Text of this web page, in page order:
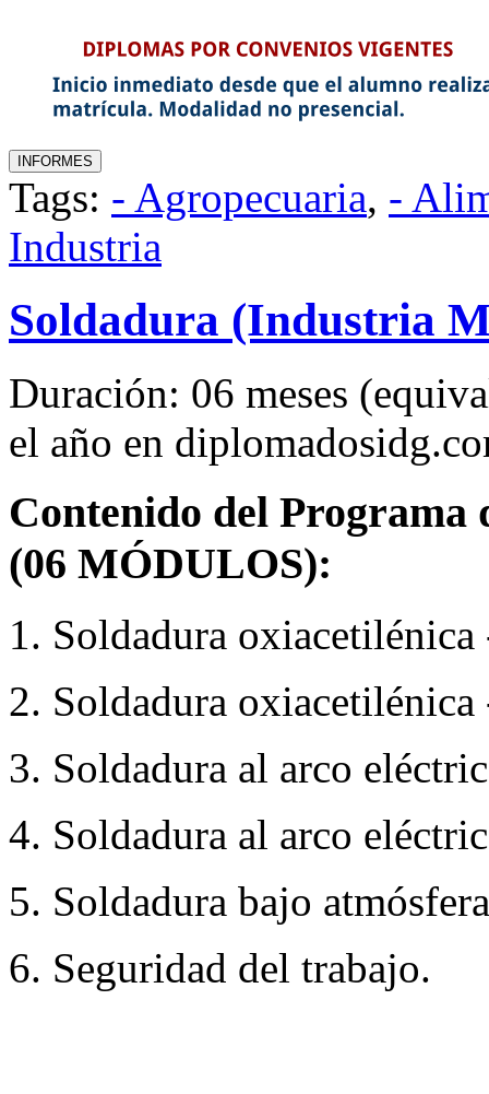
Tags: - Agropecuaria, -
Industria
Soldadura (Industria
Duración: 06 meses
el año en
Contenido del Programa
(06 MÓDULOS):
1. Soldadura oxiacetilénica
2. Soldadura oxiacetilénica
3. Soldadura al arco
4. Soldadura al arco
5. Soldadura bajo
6. Seguridad del trabajo.